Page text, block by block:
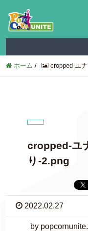
ホーム / cropped-ユ
cropped-ユ
り-2.png
2022.02.27
by